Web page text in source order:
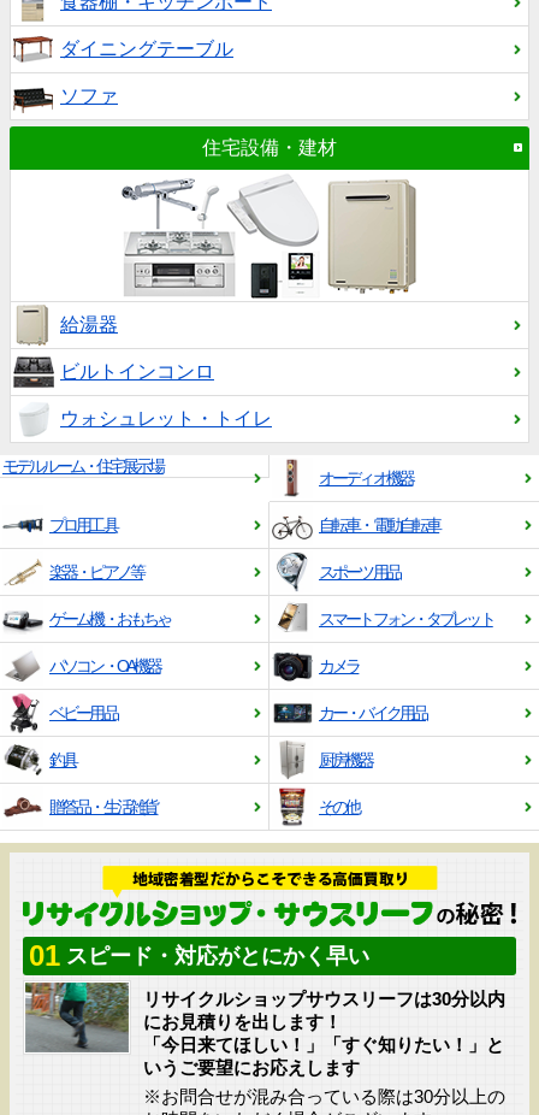
ダイニングテーブル
ソファ
住宅設備・建材
給湯器
ビルトインコンロ
ウォシュレット・トイレ
モデルルーム・住宅展示場
オーディオ機器
プロ用工具 自転車・電動自転車
楽器・ピアノ等 スポーツ用品
ゲーム機・おもちゃ スマートフォン・タブレット
パソコン・OA機器 カメラ
ベビー用品 カー・バイク用品
釣具 厨房機器
贈答品・生活雑貨 その他
01 スピード・対応がとにかく早い
リサイクルショップサウスリーフは30分以内
にお見積りを出します！
「今日来てほしい！」「すぐ知りたい！」と
いうご要望にお応えします
※お問合せが混み合っている際は30分以上の